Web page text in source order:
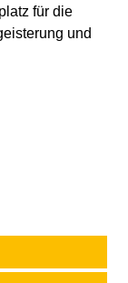
für die
und